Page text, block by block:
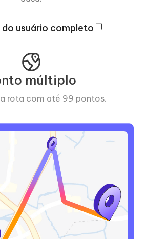
do usuário completo
múltiplo
rota com até 99 pontos.